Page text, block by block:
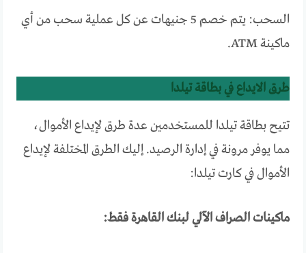
السحب: يتم خصم 5 جنيهات عن كل عملية سحب من أي
ماكينة ATM.
طرق الايداع في بطاقة تيلدا
تتيح بطاقة تيلدا للمستخدمين عدة طرق لإيداع الأموال،
مما يوفر مرونة في إدارة الرصيد. إليك الطرق المختلفة لإيداع
الأموال في كارت تيلدا:
ماكينات الصراف الآلي لبنك القاهرة فقط: